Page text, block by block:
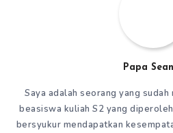
Papa Sean
Saya adalah seorang yang
beasiswa kuliah S2 yang
bersyukur mendapatkan